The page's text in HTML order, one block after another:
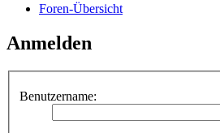
Foren-Übersicht
Anmelden
Benutzername: